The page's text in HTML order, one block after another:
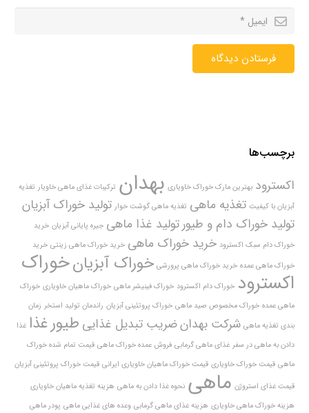
فرستادن دیدگاه
برچسب‌ها
اکسترود بهترین مارک خوراک خاویاری بهدان ترکیبات غذای ماهی خاویار تغذیه
آبزیان با کیفیت تغذیه ماهی تغذیه ماهی گوشت خوار تولید خوراک آبزیان
تولید خوراک دام و طیورتولید غذا ماهی جیره پایانی آبزیان خرید
خوراک دام سبک اکسترود خرید خوراک ماهی خرید خوراک ماهی زینتی خرید
خوراک ماهی عمده خرید خوراک ماهی پرورشی خوراک آبزیانخوراک
اکسترود خوراک دام اکسترود خوراک فینیشر ماهی خوراک ماهیان خاویاری خوراک
ماهی عمده خوراک مخصوص صید ماهی خوراک پروتئینی آبزیان راندمان تولید استخر زمان
بندی تغذیه ماهی شرکت بهدانضریب تبدیل غذایی طیورغذا غذا
دادن به ماهی در سفر غذای ماهی گرمابی فروش عمده خوراک ماهی قیمت تمام شده خوراک
ماهی قیمت خوراک خاویاری قیمت خوراک ماهیان خاویاری ایرانی قیمت خوراک پروتئینی آبزیان
قیمت غذای استروژن ماهی نحوه غذا دادن به ماهی هزینه تغذیه ماهیان خاویاری
هزینه خوراک ماهی خاویاری هزینه غذای ماهی گرمابی وعده های غذایی ماهی پودر ماهی